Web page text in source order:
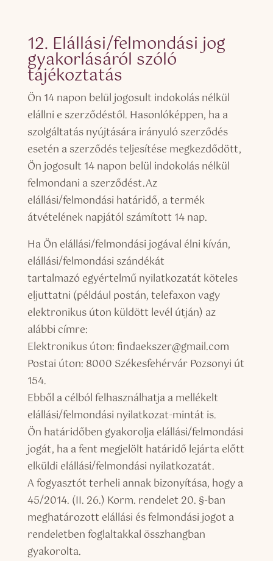
12. Elállási/felmondási jog
gyakorlásáról szóló
tájékoztatás
Ön 14 napon belül jogosult indokolás nélkül
elállni e szerződéstől. Hasonlóképpen, ha a
szolgáltatás nyújtására irányuló szerződés
esetén a szerződés teljesítése megkezdődött,
Ön jogosult 14 napon belül indokolás nélkül
felmondani a szerződést.Az
elállási/felmondási határidő, a termék
átvételének napjától számított 14 nap.
Ha Ön elállási/felmondási jogával élni kíván,
elállási/felmondási szándékát
tartalmazó egyértelmű nyilatkozatát köteles
eljuttatni (például postán, telefaxon vagy
elektronikus úton küldött levél útján) az
alábbi címre:
Elektronikus úton: findaekszer@gmail.com
Postai úton: 8000 Székesfehérvár Pozsonyi út
154.
Ebből a célból felhasználhatja a mellékelt
elállási/felmondási nyilatkozat-mintát is.
Ön határidőben gyakorolja elállási/felmondási
jogát, ha a fent megjelölt határidő lejárta előtt
elküldi elállási/felmondási nyilatkozatát.
A fogyasztót terheli annak bizonyítása, hogy a
45/2014. (II. 26.) Korm. rendelet 20. §-ban
meghatározott elállási és felmondási jogot a
rendeletben foglaltakkal összhangban
gyakorolta.